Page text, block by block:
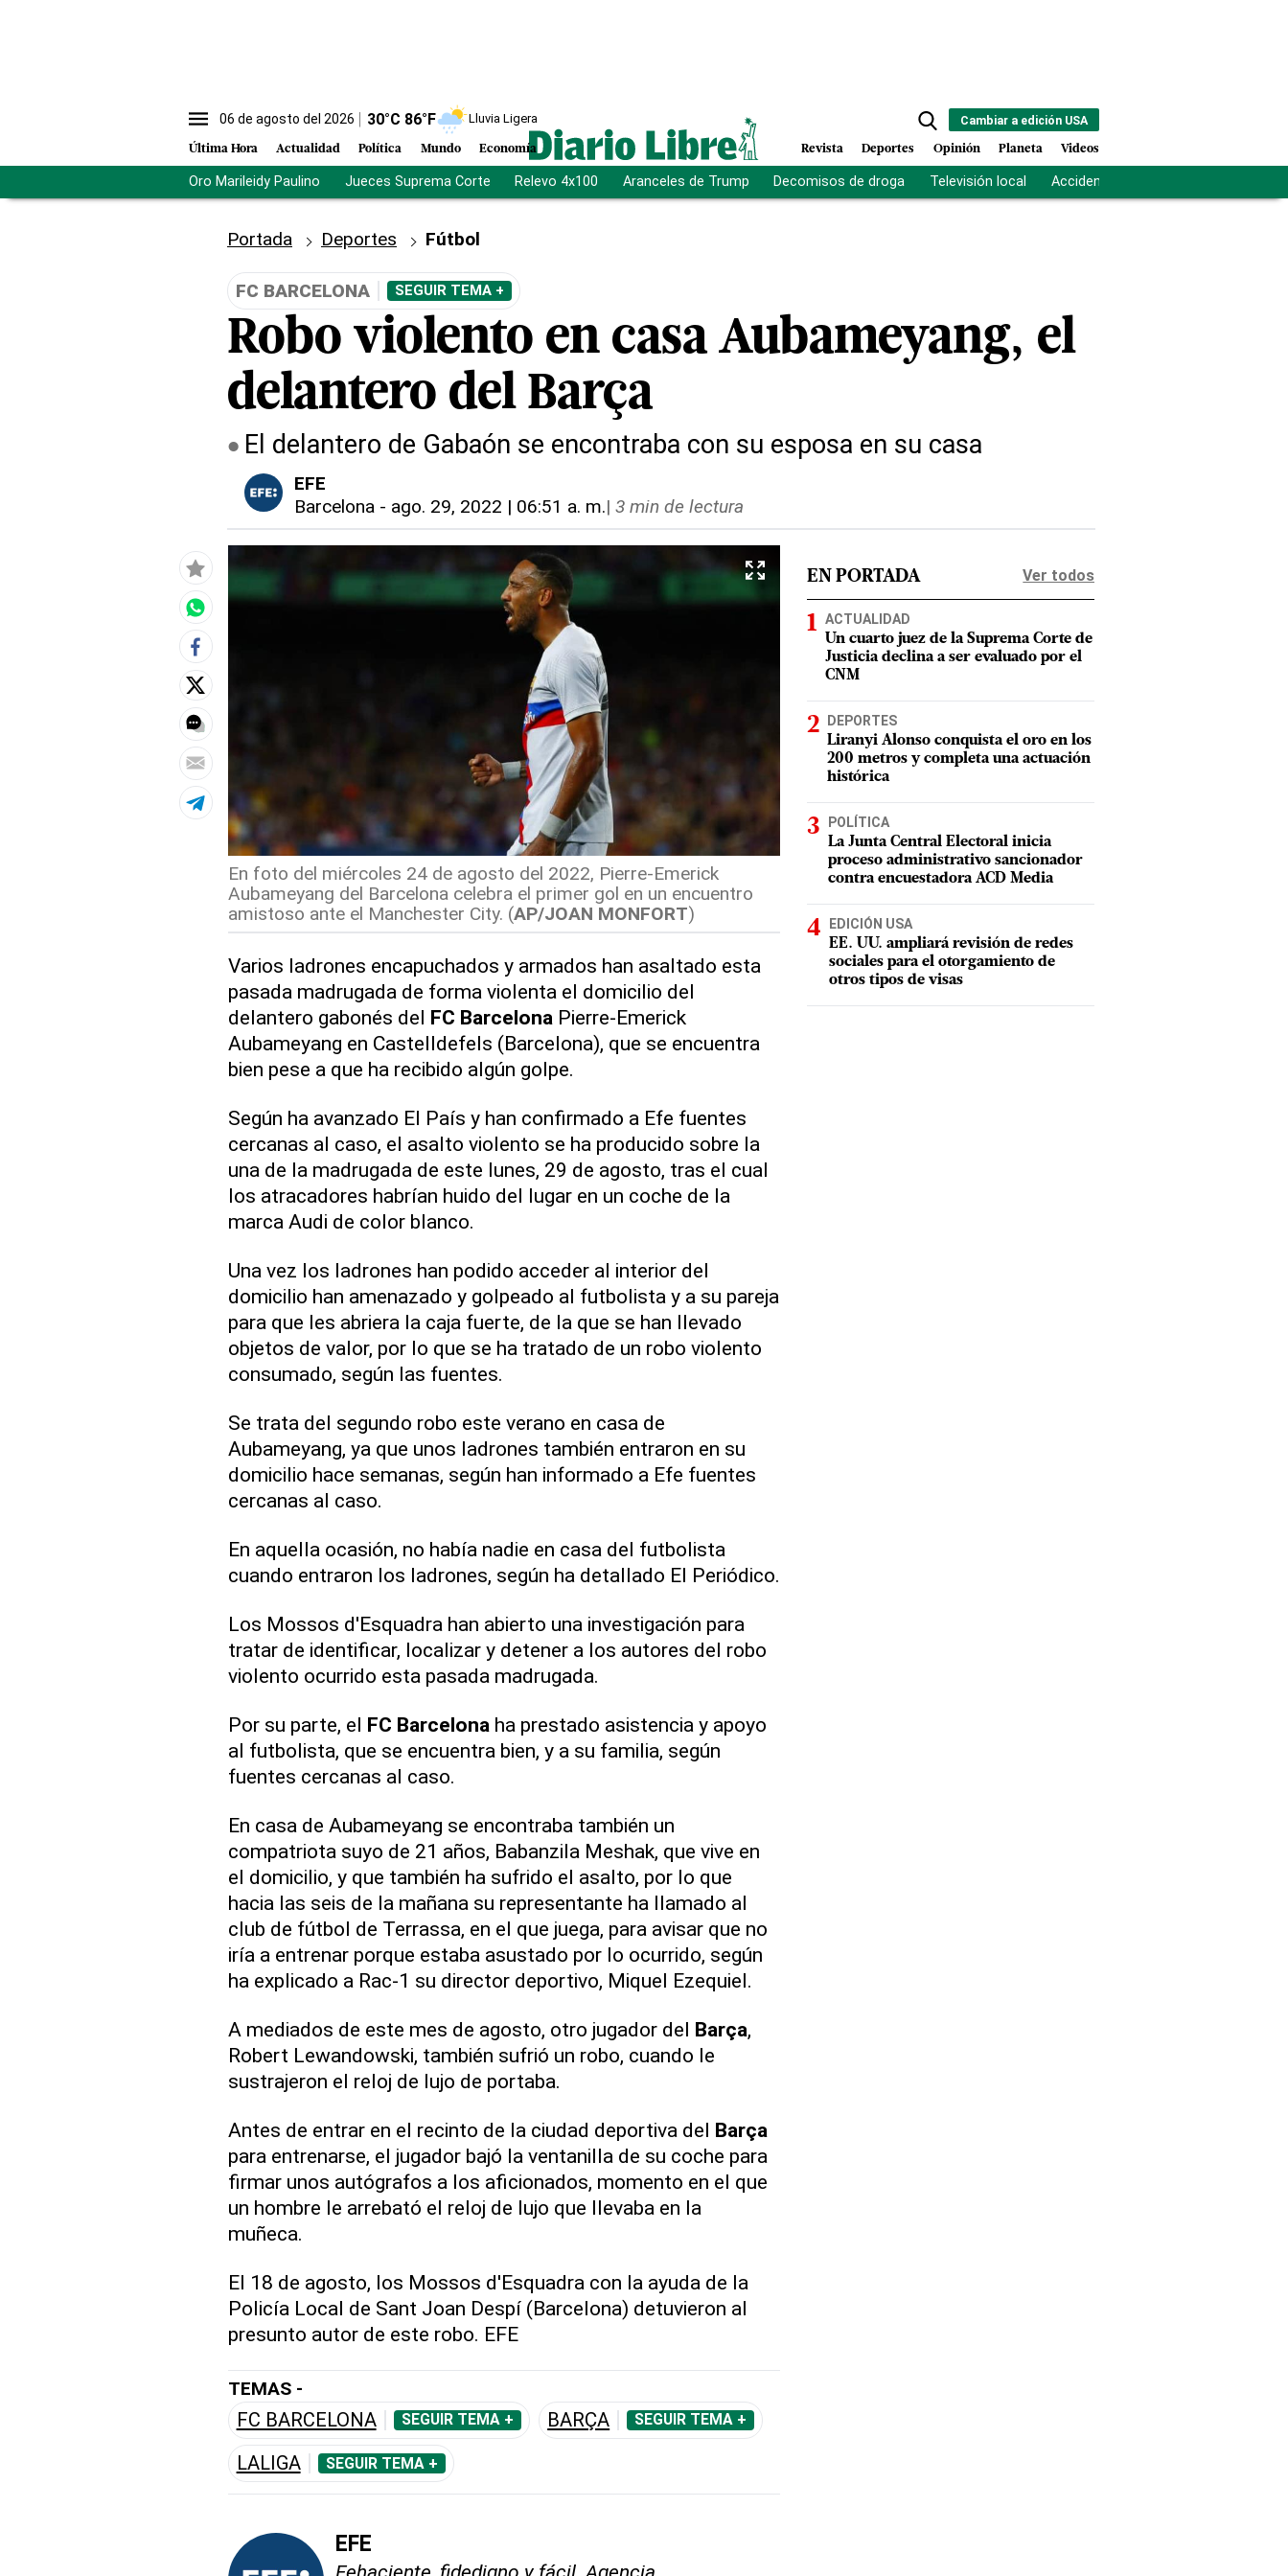
06 de agosto del 2026 30°C 86°F Lluvia Ligera
Última Hora Actualidad Política Mundo Economía
Cambiar a edición USA
Revista Deportes Opinión Planeta Videos
Oro Marileidy Paulino Jueces Suprema Corte Relevo 4x100 Aranceles de Trump Decomisos de droga Televisión local Accidente Los Ríos
Portada Deportes Fútbol
FC BARCELONA SEGUIR TEMA +
Robo violento en casa Aubameyang, el
delantero del Barça
El delantero de Gabaón se encontraba con su esposa en su casa
EFE
Barcelona - ago. 29, 2022 | 06:51 a. m.| 3 min de lectura
En foto del miércoles 24 de agosto del 2022, Pierre-Emerick
Aubameyang del Barcelona celebra el primer gol en un encuentro
amistoso ante el Manchester City. (AP/JOAN MONFORT)
Varios ladrones encapuchados y armados han asaltado esta
pasada madrugada de forma violenta el domicilio del
delantero gabonés del FC Barcelona Pierre-Emerick
Aubameyang en Castelldefels (Barcelona), que se encuentra
bien pese a que ha recibido algún golpe.
Según ha avanzado El País y han confirmado a Efe fuentes
cercanas al caso, el asalto violento se ha producido sobre la
una de la madrugada de este lunes, 29 de agosto, tras el cual
los atracadores habrían huido del lugar en un coche de la
marca Audi de color blanco.
Una vez los ladrones han podido acceder al interior del
domicilio han amenazado y golpeado al futbolista y a su pareja
para que les abriera la caja fuerte, de la que se han llevado
objetos de valor, por lo que se ha tratado de un robo violento
consumado, según las fuentes.
Se trata del segundo robo este verano en casa de
Aubameyang, ya que unos ladrones también entraron en su
domicilio hace semanas, según han informado a Efe fuentes
cercanas al caso.
En aquella ocasión, no había nadie en casa del futbolista
cuando entraron los ladrones, según ha detallado El Periódico.
Los Mossos d'Esquadra han abierto una investigación para
tratar de identificar, localizar y detener a los autores del robo
violento ocurrido esta pasada madrugada.
Por su parte, el FC Barcelona ha prestado asistencia y apoyo
al futbolista, que se encuentra bien, y a su familia, según
fuentes cercanas al caso.
En casa de Aubameyang se encontraba también un
compatriota suyo de 21 años, Babanzila Meshak, que vive en
el domicilio, y que también ha sufrido el asalto, por lo que
hacia las seis de la mañana su representante ha llamado al
club de fútbol de Terrassa, en el que juega, para avisar que no
iría a entrenar porque estaba asustado por lo ocurrido, según
ha explicado a Rac-1 su director deportivo, Miquel Ezequiel.
A mediados de este mes de agosto, otro jugador del Barça,
Robert Lewandowski, también sufrió un robo, cuando le
sustrajeron el reloj de lujo de portaba.
Antes de entrar en el recinto de la ciudad deportiva del Barça
para entrenarse, el jugador bajó la ventanilla de su coche para
firmar unos autógrafos a los aficionados, momento en el que
un hombre le arrebató el reloj de lujo que llevaba en la
muñeca.
El 18 de agosto, los Mossos d'Esquadra con la ayuda de la
Policía Local de Sant Joan Despí (Barcelona) detuvieron al
presunto autor de este robo. EFE
TEMAS -
FC BARCELONA SEGUIR TEMA + BARÇA SEGUIR TEMA +
LALIGA SEGUIR TEMA +
EFE
EN PORTADA Ver todos
ACTUALIDAD
Un cuarto juez de la Suprema Corte de
Justicia declina a ser evaluado por el
CNM
DEPORTES
Liranyi Alonso conquista el oro en los
200 metros y completa una actuación
histórica
POLÍTICA
La Junta Central Electoral inicia
proceso administrativo sancionador
contra encuestadora ACD Media
EDICIÓN USA
EE. UU. ampliará revisión de redes
sociales para el otorgamiento de
otros tipos de visas